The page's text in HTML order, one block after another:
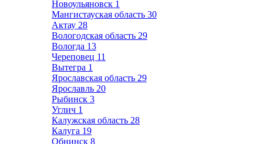
Новоульяновск 1
Мангистауская область 30
Актау 28
Вологодская область 29
Вологда 13
Череповец 11
Вытегра 1
Ярославская область 29
Ярославль 20
Рыбинск 3
Углич 1
Калужская область 28
Калуга 19
Обнинск 8